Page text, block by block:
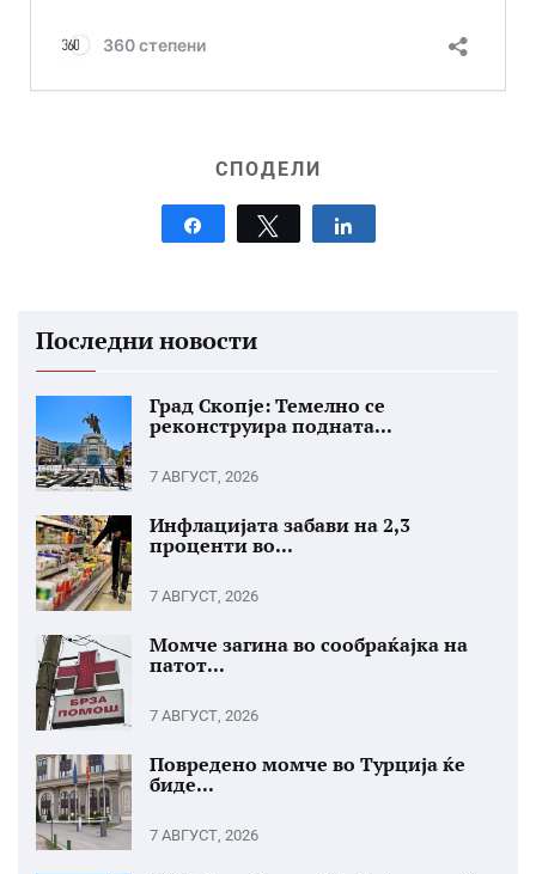
СПОДЕЛИ
Tweet
Последни новости
Град Скопје: Темелно се
реконструира подната...
7 АВГУСТ, 2026
Инфлацијата забави на 2,3
проценти во...
7 АВГУСТ, 2026
Момче загина во сообраќајка на
патот...
7 АВГУСТ, 2026
Повредено момче во Турција ќе
биде...
7 АВГУСТ, 2026